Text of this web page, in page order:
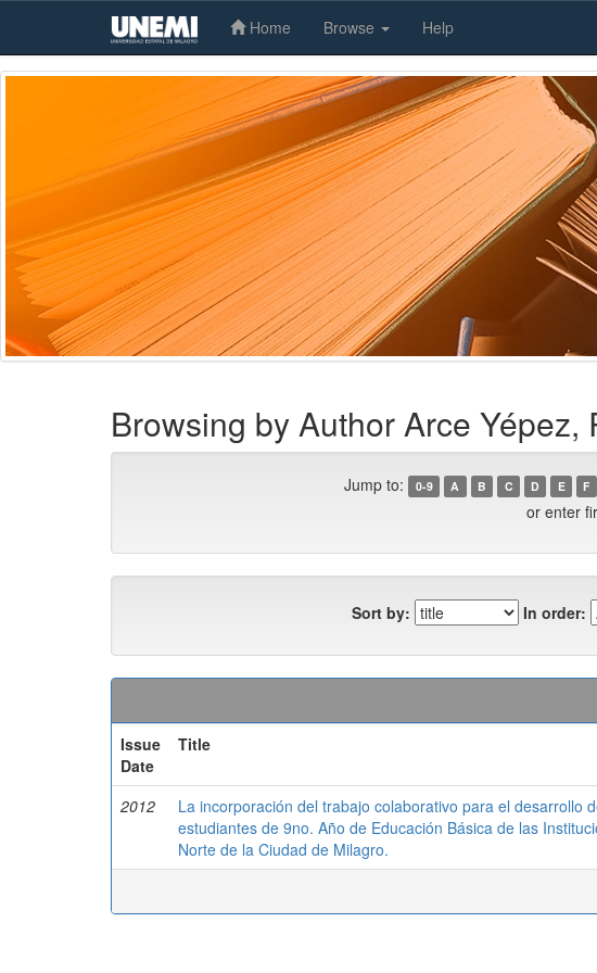
Skip
Home Browse Help
Browsing by Author Arce Yépez,
Jump to: 0-9 A B C D E F
or enter
Sort by: In order:
Issue
Date
Title
2012
La incorporación del trabajo colaborativo para el desarrollo
estudiantes de 9no. Año de Educación Básica de las
Norte de la Ciudad de Milagro.